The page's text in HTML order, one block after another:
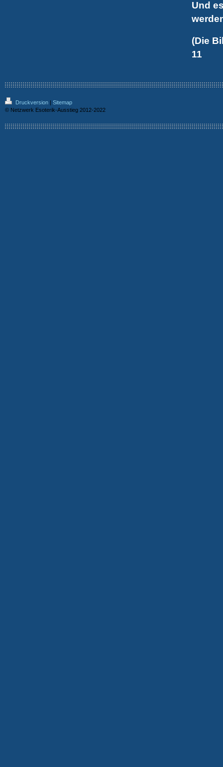
Und
(Die
11
Druckversion | Sitemap
© Netzwerk Esoterik-Ausstieg 2012-2022